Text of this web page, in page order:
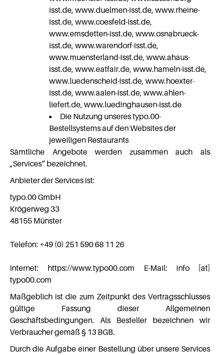
isst.de, www.duelmen-isst.de, www.rheine-
isst.de, www.coesfeld-isst.de,
www.emsdetten-isst.de, www.osnabrueck-
isst.de, www.warendorf-isst.de,
www.muensterland-isst.de, www.ahaus-
isst.de, www.eatfair.de, www.hameln-isst.de,
www.luedenscheid-isst.de, www.hoexter-
isst.de, www.aalen-isst.de, www.ahlen-
liefert.de, www.luedinghausen-isst.de
Die Nutzung unseres typo.00-
Bestellsystems auf den Websites der
jeweiligen Restaurants
Sämtliche Angebote werden zusammen auch als
„Services“ bezeichnet.
Anbieter der Services ist:
typo.00 GmbH
Krögerweg 33
48155 Münster
Telefon: +49 (0) 251 590 68 11 26
Internet: https://www.typo00.com E-Mail: info [at]
typo00.com
Maßgeblich ist die zum Zeitpunkt des Vertragsschlusses
gültige Fassung dieser Allgemeinen
Geschäftsbedingungen. Als Besteller bezeichnen wir
Verbraucher gemäß § 13 BGB.
Durch die Aufgabe einer Bestellung über unsere Services